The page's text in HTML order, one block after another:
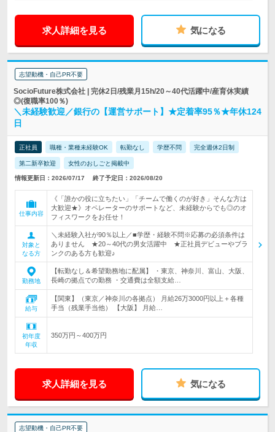
求人詳細を見る 気になる
志望動機・自己PR不要
SocioFuture株式会社 | 完休2日/残業月15h/20～40代活躍中/産育休実績
◎(復職率100％)
＼未経験歓迎／銀行の【運営サポート】★定着率95％★年休124
日
正社員 職種・業種未経験OK 転勤なし 学歴不問 完全週休2日制
第二新卒歓迎 女性のおしごと掲載中
情報更新日：2026/07/17 終了予定日：2026/08/20
仕事内容
《「誰かの役に立ちたい」「チームで働くのが好き」そんな方は
大歓迎★》オペレーターのサポートなど、未経験からでも◎のオ
フィスワークをお任せ！
対象と
なる方
＼未経験入社が90％以上／■学歴・経験不問※応募の必須条件は
ありません ★20～40代の男女活躍中 ★正社員デビューやブラ
ンクのある方も歓迎♪
勤務地
【転勤なし＆希望勤務地に配属】 ・東京、神奈川、富山、大阪、
長崎の拠点での勤務 ・交通費は全額支給…
給与
【関東】（東京／神奈川の各拠点） 月給26万3000円以上＋各種
手当（残業手当他） 【大阪】 月給…
初年度
年収
350万円～400万円
求人詳細を見る 気になる
志望動機・自己PR不要